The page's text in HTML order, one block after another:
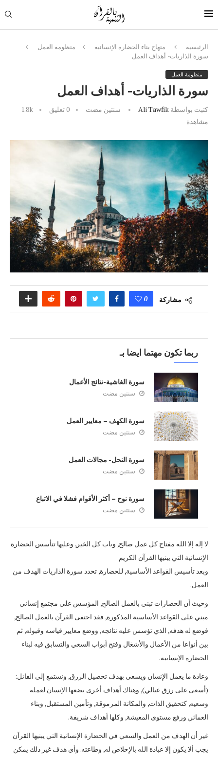
الرئيسية منهاج بناء الحضارة الإنسانية
منظومة العمل
سورة الذاريات- أهداف العمل
منظومة العمل
سورة الذاريات- أهداف العمل
كتبت بواسطة Ali Tawfik سنتين مضت 0 تعليق
1.8k
مشاهدة
مشاركة 0
ربما تكون مهتما ايضا بـ
سورة الغاشية-نتائج الأعمال
سنتين مضت
سورة الكهف – معايير العمل
سنتين مضت
سورة النحل- مجالات العمل
سنتين مضت
سورة نوح – أكثر الأقوام فشلا في الاتباع
سنتين مضت
لا إله إلا الله مفتاح كل عمل صالح, وباب كل الخير, وعليها تتأسس الحضارة
الإنسانية التي يبنيها القرآن الكريم
وبعد تأسيس القواعد الأساسية, للحضارة, تحدد سورة الذاريات الهدف من
العمل.
وحيث أن الحضارات تبنى بالعمل الصالح, المؤسس على مجتمع إنساني
مبني على القواعد الأساسية المذكورة, فقد احتفى القرآن بالعمل الصالح,
فوضع له هدفه, الذي تؤسس عليه نتائجه, ووضع معايير قياسه وقبوله, ثم
بين أنواعا من الأعمال والأشغال وفتح أبواب السعي والتسابق فيه لبناء
الحضارة الإنسانية.
وعادة ما يعمل الإنسان ويسعى بهدف تحصيل الرزق, ونستمع إلى القائل:
(أسعى على رزق عيالي), وهناك أهداف أخرى يضعها الإنسان لعمله
وسعيه, كتحقيق الذات, والمكانة المرموقة, وتأمين المستقبل, وبناء
العمائر, ورفع مستوى المعيشة, وكلها أهداف شريفة.
غير أن الهدف من العمل والسعي في الحضارة الإنسانية التي يبنيها القرآن
يجب ألا يكون إلا عبادة الله بالإخلاص له, وطاعته. وأي هدف غير ذلك يمكن